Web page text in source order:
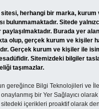
herhangi bir marka, kurum
bulunmamaktadır. Sitede
paylaşılmaktadır. Burada yer
olup, gerçek kurum ve kişiler
Gerçek kurum ve kişiler ile
Sitemizdeki bilgiler
taşımazlar.
gereğince Bilgi Teknolojileri ve
bir Yer Sağlayıcı
içerikleri proaktif olarak